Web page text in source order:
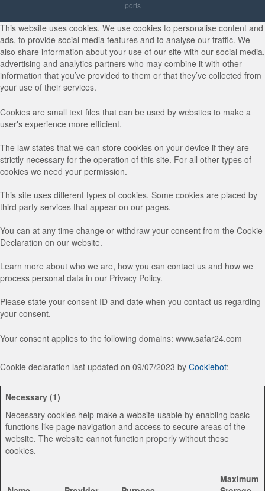
ports
This website uses cookies. We use cookies to personalise content and
ads, to provide social media features and to analyse our traffic. We
also share information about your use of our site with our social media,
advertising and analytics partners who may combine it with other
information that you’ve provided to them or that they’ve collected from
your use of their services.
Cookies are small text files that can be used by websites to make a
user's experience more efficient.
The law states that we can store cookies on your device if they are
strictly necessary for the operation of this site. For all other types of
cookies we need your permission.
This site uses different types of cookies. Some cookies are placed by
third party services that appear on our pages.
You can at any time change or withdraw your consent from the Cookie
Declaration on our website.
Learn more about who we are, how you can contact us and how we
process personal data in our Privacy Policy.
Please state your consent ID and date when you contact us regarding
your consent.
Your consent applies to the following domains: www.safar24.com
Cookie declaration last updated on 09/07/2023 by Cookiebot:
Necessary (1)
Necessary cookies help make a website usable by enabling basic
functions like page navigation and access to secure areas of the
website. The website cannot function properly without these
cookies.
Maximum